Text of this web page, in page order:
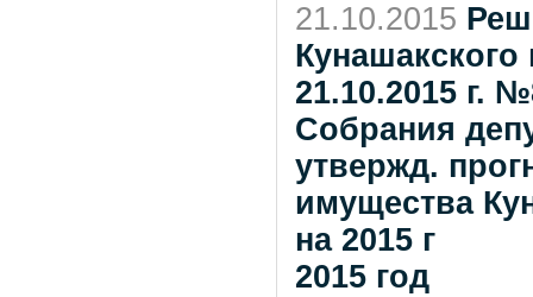
21.10.2015
21.10.2015 г.
Собрания
утвержд.
имущества
на 2015 г
2015 год